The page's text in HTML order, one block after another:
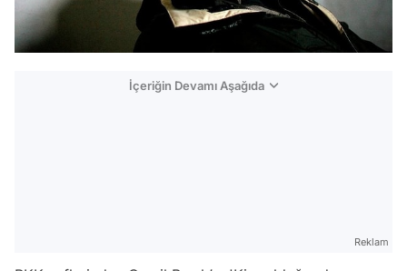
İçeriğin Devamı Aşağıda
Reklam